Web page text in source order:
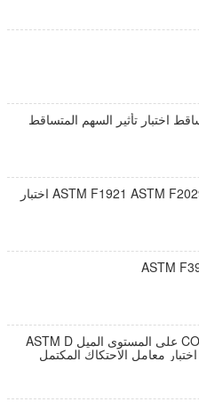
اختبار تأثير السهم المتساقط
اختبار الوقود الساخن ASTM F1921 ASTM F2029 اختبار
TAPPI T 815 اختبار COF على المستوى الميل ASTM D